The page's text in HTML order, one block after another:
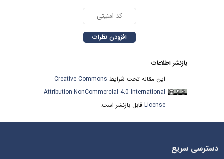
بازنشر اطلاعات
این مقاله تحت شرایطCreative Commons
Attribution-NonCommercial 4.0 International
Licenseقابل بازنشر است.
دسترسی سریع